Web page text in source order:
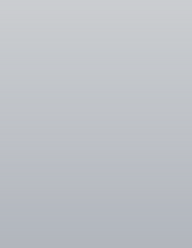
VÀ LÀM THEO TƯ TƯỞNG, ĐẠO ĐỨC, PHONG CÁCH